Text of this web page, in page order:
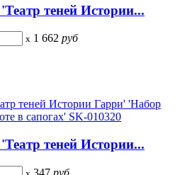
теней Истории...
x 1 662 руб
теней Истории...
347 руб